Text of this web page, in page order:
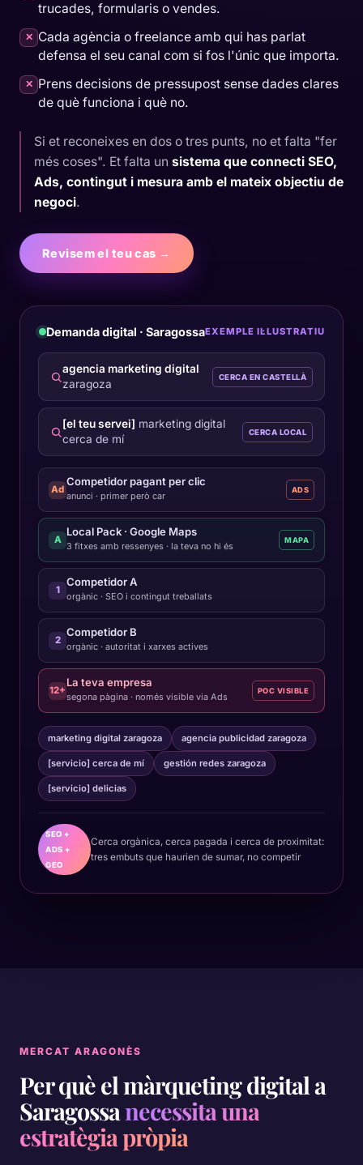
trucades, formularis o vendes.
✕ Cada agència o freelance amb qui has parlat
defensa el seu canal com si fos l'únic que importa.
✕ Prens decisions de pressupost sense dades clares
de què funciona i què no.
Si et reconeixes en dos o tres punts, no et falta "fer
més coses". Et falta un sistema que connecti SEO,
Ads, contingut i mesura amb el mateix objectiu de
negoci.
Revisem el teu cas →
Demanda digital · SaragossaEXEMPLE IL·LUSTRATIU
agencia marketing digital
zaragoza
CERCA EN CASTELLÀ
[el teu servei] marketing digital
cerca de mí
CERCA LOCAL
Ad
Competidor pagant per clic
anunci · primer però car
ADS
A
Local Pack · Google Maps
3 fitxes amb ressenyes · la teva no hi és
MAPA
1
Competidor A
orgànic · SEO i contingut treballats
2
Competidor B
orgànic · autoritat i xarxes actives
12+
La teva empresa
segona pàgina · només visible via Ads
POC VISIBLE
marketing digital zaragoza agencia publicidad zaragoza
[servicio] cerca de mí gestión redes zaragoza
[servicio] delicias
SEO +
ADS +
GEO
Cerca orgànica, cerca pagada i cerca de proximitat:
tres embuts que haurien de sumar, no competir
MERCAT ARAGONÈS
Per què el màrqueting digital a
Saragossanecessita una
estratègia pròpia